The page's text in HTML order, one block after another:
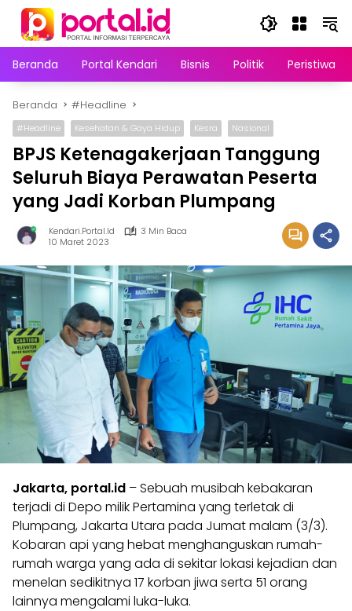
Langsung
konten
Beranda
Portal Kendari Bisnis Politik Peristiwa
Beranda #Headline
#Headline Kesehatan & Gaya Hidup Kesra Nasional
BPJS Ketenagakerjaan Tanggung
Seluruh Biaya Perawatan Peserta
yang Jadi Korban Plumpang
Kendari.portal.id
3 Min Baca
10 Maret 2023
Jakarta, portal.id – Sebuah musibah kebakaran
terjadi di Depo milik Pertamina yang terletak di
Plumpang, Jakarta Utara pada Jumat malam (3/3).
Kobaran api yang hebat menghanguskan rumah-
rumah warga yang ada di sekitar lokasi kejadian dan
menelan sedikitnya 17 korban jiwa serta 51 orang
lainnya mengalami luka-luka.